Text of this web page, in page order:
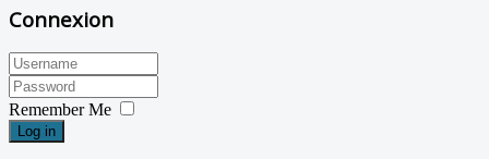
Connexion
Remember Me
Log in